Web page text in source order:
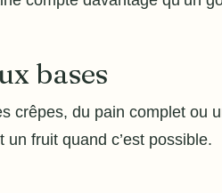
bases
crêpes, du pain complet ou
fruit quand c’est possible.